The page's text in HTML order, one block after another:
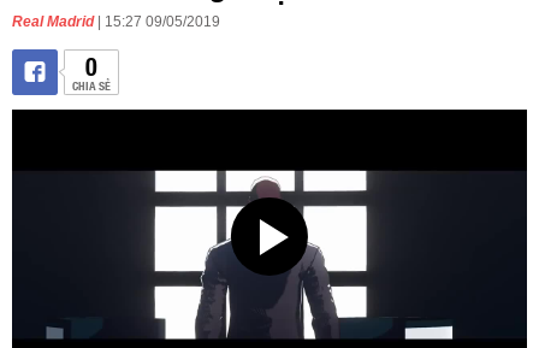
Real Madrid | 15:27 09/05/2019
0
CHIA SẺ